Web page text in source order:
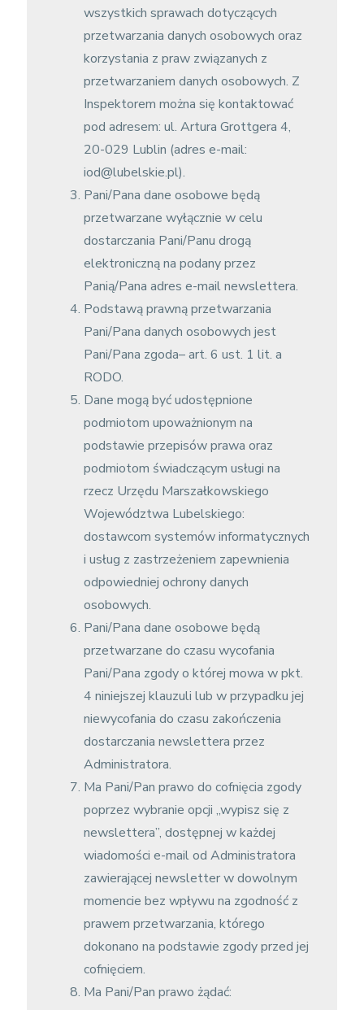
wszystkich sprawach dotyczących
przetwarzania danych osobowych oraz
korzystania z praw związanych z
przetwarzaniem danych osobowych. Z
Inspektorem można się kontaktować
pod adresem: ul. Artura Grottgera 4,
20-029 Lublin (adres e-mail:
iod@lubelskie.pl).
Pani/Pana dane osobowe będą
przetwarzane wyłącznie w celu
dostarczania Pani/Panu drogą
elektroniczną na podany przez
Panią/Pana adres e-mail newslettera.
Podstawą prawną przetwarzania
Pani/Pana danych osobowych jest
Pani/Pana zgoda– art. 6 ust. 1 lit. a
RODO.
Dane mogą być udostępnione
podmiotom upoważnionym na
podstawie przepisów prawa oraz
podmiotom świadczącym usługi na
rzecz Urzędu Marszałkowskiego
Województwa Lubelskiego:
dostawcom systemów informatycznych
i usług z zastrzeżeniem zapewnienia
odpowiedniej ochrony danych
osobowych.
Pani/Pana dane osobowe będą
przetwarzane do czasu wycofania
Pani/Pana zgody o której mowa w pkt.
4 niniejszej klauzuli lub w przypadku jej
niewycofania do czasu zakończenia
dostarczania newslettera przez
Administratora.
Ma Pani/Pan prawo do cofnięcia zgody
poprzez wybranie opcji „wypisz się z
newslettera”, dostępnej w każdej
wiadomości e-mail od Administratora
zawierającej newsletterw dowolnym
momencie bez wpływu na zgodność z
prawem przetwarzania, którego
dokonano na podstawie zgody przed jej
cofnięciem.
Ma Pani/Pan prawo żądać: